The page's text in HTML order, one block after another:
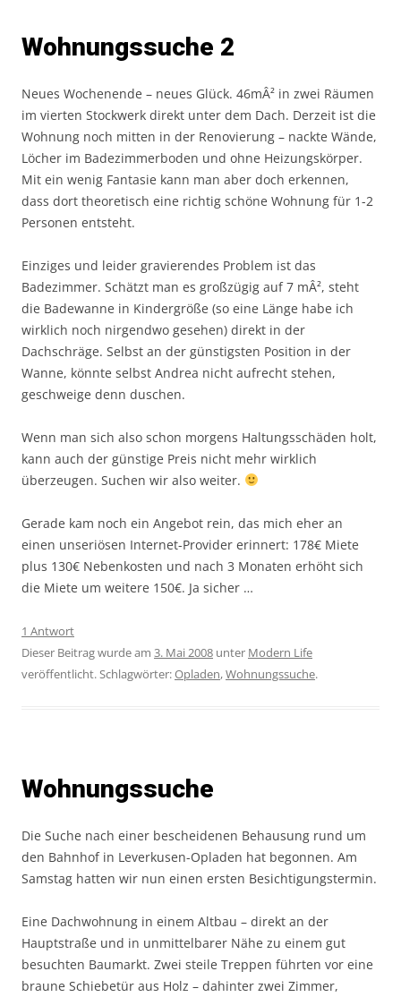
Wohnungssuche 2
Neues Wochenende – neues Glück. 46mÂ² in zwei Räumen
im vierten Stockwerk direkt unter dem Dach. Derzeit ist die
Wohnung noch mitten in der Renovierung – nackte Wände,
Löcher im Badezimmerboden und ohne Heizungskörper.
Mit ein wenig Fantasie kann man aber doch erkennen,
dass dort theoretisch eine richtig schöne Wohnung für 1-2
Personen entsteht.
Einziges und leider gravierendes Problem ist das
Badezimmer. Schätzt man es großzügig auf 7 mÂ², steht
die Badewanne in Kindergröße (so eine Länge habe ich
wirklich noch nirgendwo gesehen) direkt in der
Dachschräge. Selbst an der günstigsten Position in der
Wanne, könnte selbst Andrea nicht aufrecht stehen,
geschweige denn duschen.
Wenn man sich also schon morgens Haltungsschäden holt,
kann auch der günstige Preis nicht mehr wirklich
überzeugen. Suchen wir also weiter.
Gerade kam noch ein Angebot rein, das mich eher an
einen unseriösen Internet-Provider erinnert: 178€ Miete
plus 130€ Nebenkosten und nach 3 Monaten erhöht sich
die Miete um weitere 150€. Ja sicher …
1 Antwort
Dieser Beitrag wurde am 3. Mai 2008 unter Modern Life
veröffentlicht. Schlagwörter:Opladen,Wohnungssuche.
Wohnungssuche
Die Suche nach einer bescheidenen Behausung rund um
den Bahnhof in Leverkusen-Opladen hat begonnen. Am
Samstag hatten wir nun einen ersten Besichtigungstermin.
Eine Dachwohnung in einem Altbau – direkt an der
Hauptstraße und in unmittelbarer Nähe zu einem gut
besuchten Baumarkt. Zwei steile Treppen führten vor eine
braune Schiebetür aus Holz – dahinter zwei Zimmer,